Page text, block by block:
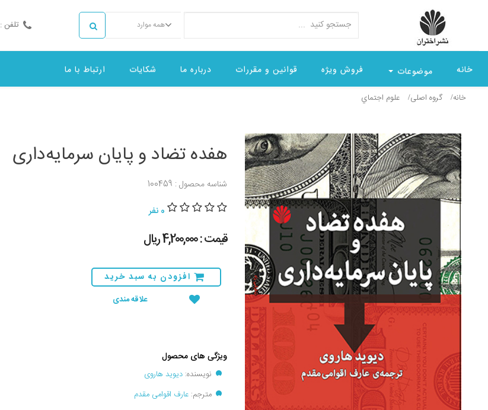
همه موارد تلفن :
خانه موضوعات فروش ویژه قوانین و مقررات درباره ما شکایات ارتباط با ما
خانه گروه اصلی علوم اجتماي
هفده تضاد و پایان سرمایه‌داری
شناسه محصول : 100459
0 نفر
قیمت : 4,200,000 ريال
افزودن به سبد خرید
علاقه مندی
ویژگی های محصول
نویسنده: دیوید هاروی
مترجم: عارف اقوامی مقدم